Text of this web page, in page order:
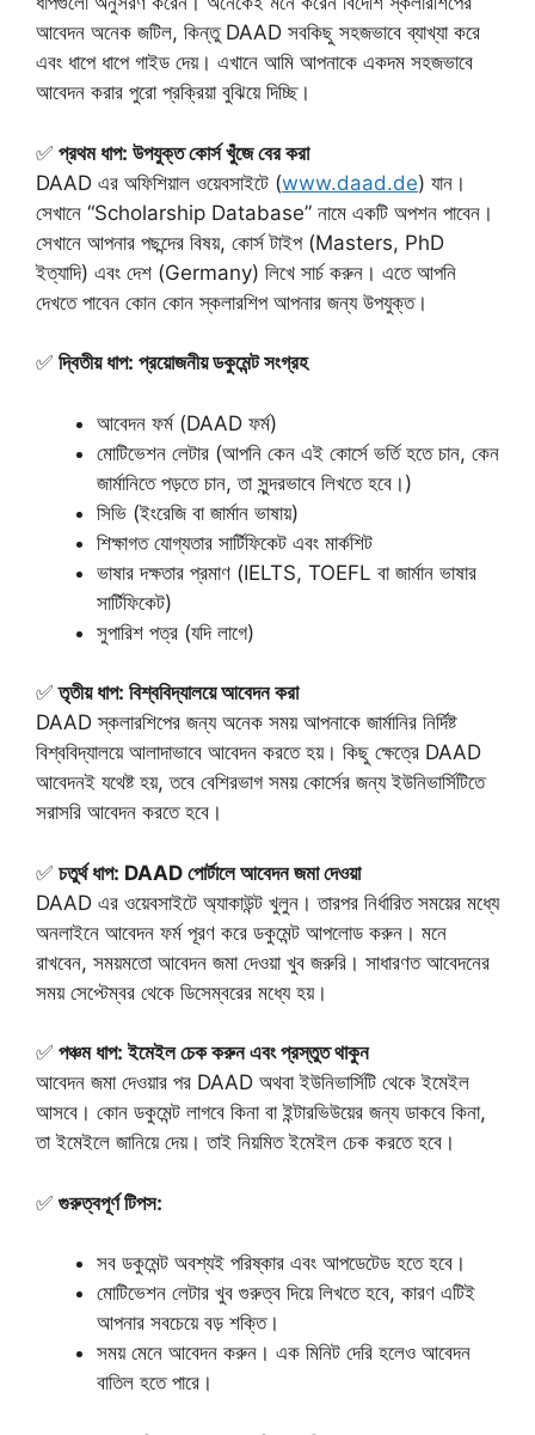
আবেদন অনেক জটিল, কিন্তু DAAD সবকিছু সহজভাবে ব্যাখ্যা করে
এবং ধাপে ধাপে গাইড দেয়। এখানে আমি আপনাকে একদম সহজভাবে
আবেদন করার পুরো প্রক্রিয়া বুঝিয়ে দিচ্ছি।
✅ প্রথম ধাপ: উপযুক্ত কোর্স খুঁজে বের করা
DAAD এর অফিশিয়াল ওয়েবসাইটে (www.daad.de) যান।
সেখানে “Scholarship Database” নামে একটি অপশন পাবেন।
সেখানে আপনার পছন্দের বিষয়, কোর্স টাইপ (Masters, PhD
ইত্যাদি) এবং দেশ (Germany) লিখে সার্চ করুন। এতে আপনি
দেখতে পাবেন কোন কোন স্কলারশিপ আপনার জন্য উপযুক্ত।
✅ দ্বিতীয় ধাপ: প্রয়োজনীয় ডকুমেন্ট সংগ্রহ
আবেদন ফর্ম (DAAD ফর্ম)
মোটিভেশন লেটার (আপনি কেন এই কোর্সে ভর্তি হতে চান, কেন
জার্মানিতে পড়তে চান, তা সুন্দরভাবে লিখতে হবে।)
সিভি (ইংরেজি বা জার্মান ভাষায়)
শিক্ষাগত যোগ্যতার সার্টিফিকেট এবং মার্কশিট
ভাষার দক্ষতার প্রমাণ (IELTS, TOEFL বা জার্মান ভাষার
সার্টিফিকেট)
সুপারিশ পত্র (যদি লাগে)
✅তৃতীয় ধাপ: বিশ্ববিদ্যালয়ে আবেদন করা
DAAD স্কলারশিপের জন্য অনেক সময় আপনাকে জার্মানির নির্দিষ্ট
বিশ্ববিদ্যালয়ে আলাদাভাবে আবেদন করতে হয়। কিছু ক্ষেত্রে DAAD
আবেদনই যথেষ্ট হয়, তবে বেশিরভাগ সময় কোর্সের জন্য ইউনিভার্সিটিতে
সরাসরি আবেদন করতে হবে।
✅ চতুর্থ ধাপ: DAAD পোর্টালে আবেদন জমা দেওয়া
DAAD এর ওয়েবসাইটে অ্যাকাউন্ট খুলুন। তারপর নির্ধারিত সময়ের মধ্যে
অনলাইনে আবেদন ফর্ম পূরণ করে ডকুমেন্ট আপলোড করুন। মনে
রাখবেন, সময়মতো আবেদন জমা দেওয়া খুব জরুরি। সাধারণত আবেদনের
সময় সেপ্টেম্বর থেকে ডিসেম্বরের মধ্যে হয়।
✅ পঞ্চম ধাপ: ইমেইল চেক করুন এবং প্রস্তুত থাকুন
আবেদন জমা দেওয়ার পর DAAD অথবা ইউনিভার্সিটি থেকে ইমেইল
আসবে। কোন ডকুমেন্ট লাগবে কিনা বা ইন্টারভিউয়ের জন্য ডাকবে কিনা,
তা ইমেইলে জানিয়ে দেয়। তাই নিয়মিত ইমেইল চেক করতে হবে।
✅ গুরুত্বপূর্ণ টিপস:
সব ডকুমেন্ট অবশ্যই পরিষ্কার এবং আপডেটেড হতে হবে।
মোটিভেশন লেটার খুব গুরুত্ব দিয়ে লিখতে হবে, কারণ এটিই
আপনার সবচেয়ে বড় শক্তি।
সময় মেনে আবেদন করুন। এক মিনিট দেরি হলেও আবেদন
বাতিল হতে পারে।